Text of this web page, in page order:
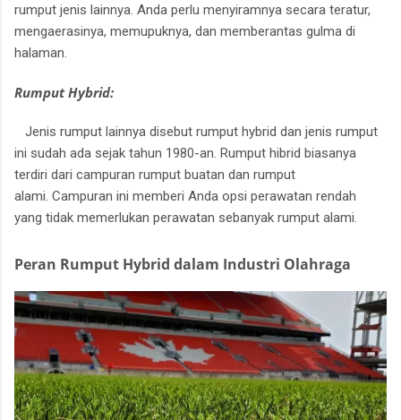
rumput jenis lainnya. Anda perlu menyiramnya secara teratur,
mengaerasinya, memupuknya, dan memberantas gulma di
halaman.
Rumput Hybrid:
Jenis rumput lainnya disebut rumput hybrid dan jenis rumput
ini sudah ada sejak tahun 1980-an. Rumput hibrid biasanya
terdiri dari campuran rumput buatan dan rumput
alami. Campuran ini memberi Anda opsi perawatan rendah
yang tidak memerlukan perawatan sebanyak rumput alami.
Peran Rumput Hybrid dalam Industri Olahraga